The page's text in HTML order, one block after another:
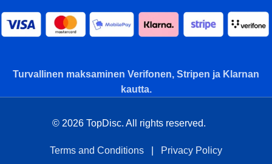
Turvallinen maksaminen Verifonen, Stripen ja Klarnan
kautta.
© 2026 TopDisc. All rights reserved.
Terms and Conditions Privacy Policy